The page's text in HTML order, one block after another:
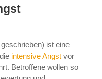
ist eine
intensive Angstvor
Betroffene wollen so